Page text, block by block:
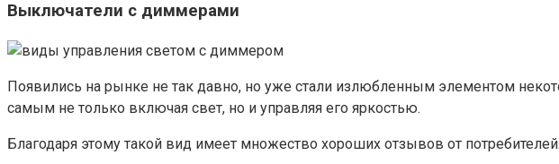
Выключатели с диммерами
Появились на рынке не так давно, но уже стали излюбленным элементом
самым не только включая свет, но и управляя его яркостью.
Благодаря этому такой вид имеет множество хороших отзывов от потребителей.